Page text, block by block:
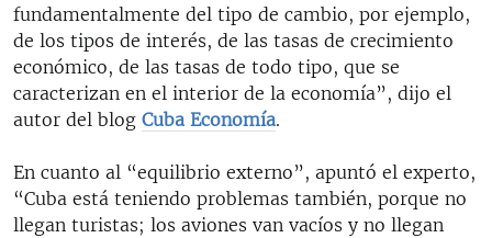
fundamentalmente del tipo de cambio, por ejemplo,
de los tipos de interés, de las tasas de crecimiento
económico, de las tasas de todo tipo, que se
caracterizan en el interior de la economía”, dijo el
autor del blog Cuba Economía.
En cuanto al “equilibrio externo”, apuntó el experto,
“Cuba está teniendo problemas también, porque no
llegan turistas; los aviones van vacíos y no llegan